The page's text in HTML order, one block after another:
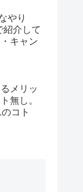
やり
紹介して
キャン
メリッ
無し。
コト